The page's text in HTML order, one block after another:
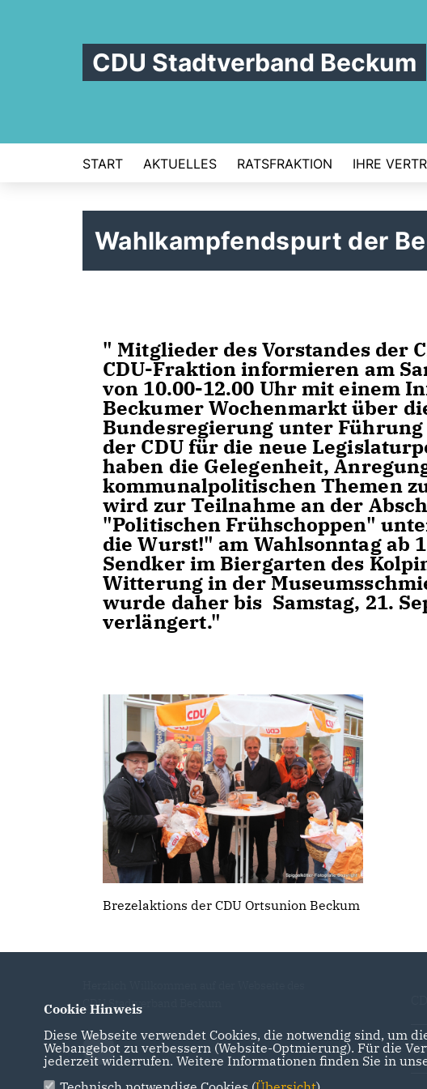
CDU Stadtverband Beckum
START AKTUELLES RATSFRAKTION IHRE
Wahlkampfendspurt der
" Mitglieder des Vorstandes der
CDU-Fraktion informieren am
von 10.00-12.00 Uhr mit einem
Beckumer Wochenmarkt über
Bundesregierung unter
der CDU für die neue
haben die Gelegenheit,
kommunalpolitischen Themen
wird zur Teilnahme an der
"Politischen Frühschoppen"
die Wurst!" am Wahlsonntag ab
Sendker im Biergarten des
Witterung in der
wurde daher bis Samstag, 21.
verlängert."
Brezelaktions der CDU Ortsunion Beckum
CDU Stadtverband Beckum
Cookie Hinweis
Diese Webseite verwendet Cookies, die notwendig sind, um
Webangebot zu verbessern (Website-Optmierung). Für die
jederzeit widerrufen. Weitere Informationen finden Sie in